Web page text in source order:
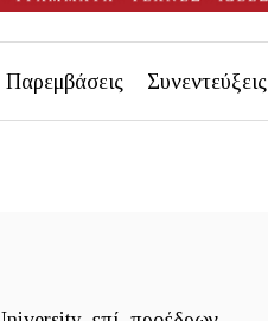
Παρεμβάσεις Συνεντεύξεις